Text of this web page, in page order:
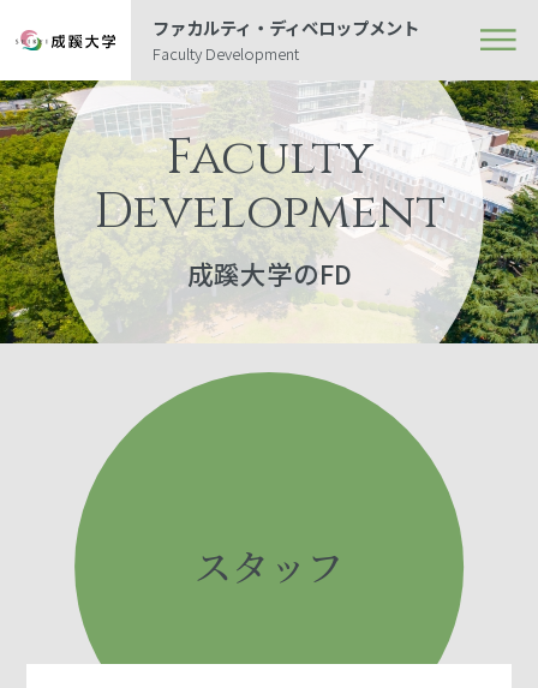
ファカルティ・ディベロップメント
Faculty Development
Faculty
Development
成蹊大学のFD
スタッフ